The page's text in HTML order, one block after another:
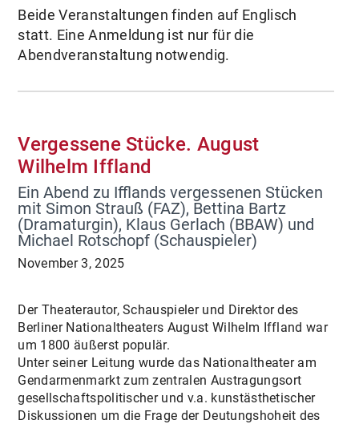
Beide Veranstaltungen finden auf Englisch
statt. Eine Anmeldung ist nur für die
Abendveranstaltung notwendig.
Vergessene Stücke. August
Wilhelm Iffland
Ein Abend zu Ifflands vergessenen Stücken
mit Simon Strauß (FAZ), Bettina Bartz
(Dramaturgin), Klaus Gerlach (BBAW) und
Michael Rotschopf (Schauspieler)
November 3, 2025
Der Theaterautor, Schauspieler und Direktor des
Berliner Nationaltheaters August Wilhelm Iffland war
um 1800 äußerst populär.
Unter seiner Leitung wurde das Nationaltheater am
Gendarmenmarkt zum zentralen Austragungsort
gesellschaftspolitischer und v.a. kunstästhetischer
Diskussionen um die Frage der Deutungshoheit des